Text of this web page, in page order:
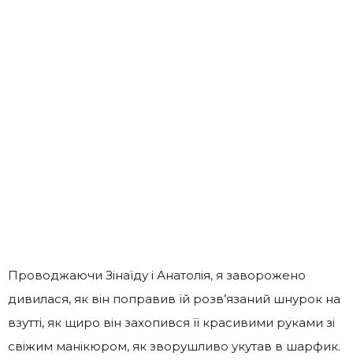
Проводжаючи Зінаїду і Анатолія, я заворожено
дивилася, як він поправив їй розв’язаний шнурок на
взутті, як щиро він захопився її красивими руками зі
свіжим манікюром, як зворушливо укутав в шарфик.